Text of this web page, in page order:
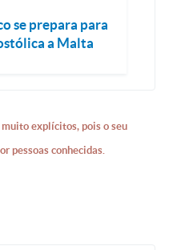
se prepara para
a Malta
explícitos, pois o seu
pessoas conhecidas.